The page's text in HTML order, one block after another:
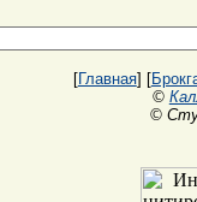
[Главная] [
©
©